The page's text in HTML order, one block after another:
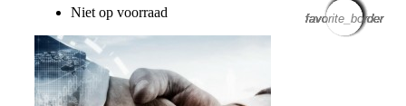
Niet op voorraad favorite_border
favorite_border
favorite_border
favorite_border
favorite_border
favorite_border
favorite_border
favorite_border
favorite_border
favorite_border
favorite_border
favorite_border